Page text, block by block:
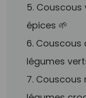
5. Couscous
épices 🌱
6. Couscous
légumes
7.